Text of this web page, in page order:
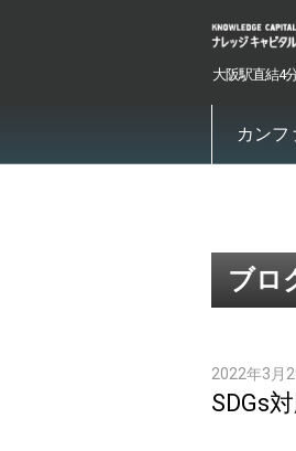
大阪駅直結4
カンフ
ブロ
2022年3月
SDGs